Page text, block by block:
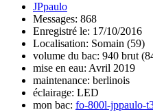
JPpaulo
Messages: 868
Enregistré le: 17/10/2016
Localisation: Somain (59)
volume du bac: 940 brut
mise en eau: Avril 2019
maintenance: berlinois
éclairage: LED
mon bac: fo-800l-jppaulo-